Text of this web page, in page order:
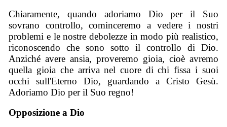
Chiaramente, quando adoriamo Dio per il Suo
sovrano controllo, cominceremo a vedere i nostri
problemi e le nostre debolezze in modo più realistico,
riconoscendo che sono sotto il controllo di Dio.
Anziché avere ansia, proveremo gioia, cioè avremo
quella gioia che arriva nel cuore di chi fissa i suoi
occhi sull'Eterno Dio, guardando a Cristo Gesù.
Adoriamo Dio per il Suo regno!
Opposizione a Dio